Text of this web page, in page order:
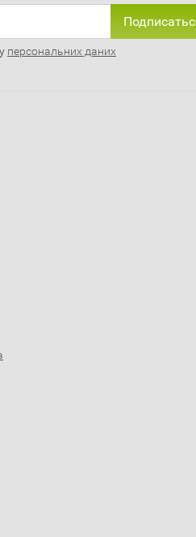
персональних даних